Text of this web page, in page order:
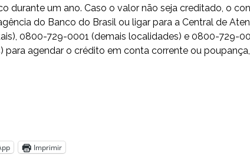
durante um ano. Caso o valor não seja creditado, o
do Banco do Brasil ou ligar para a Central de
0800-729-0001 (demais localidades) e 0800-729-
para agendar o crédito em conta corrente ou
Imprimir